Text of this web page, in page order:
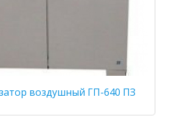
воздушный ГП-640 ПЗ